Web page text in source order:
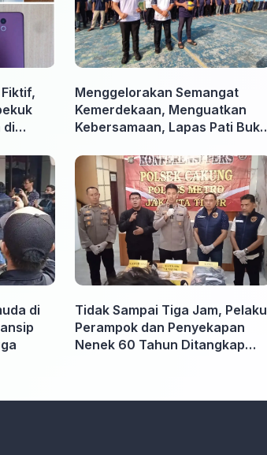
di
Menggelorakan Semangat
Kemerdekaan, Menguatkan
Kebersamaan, Lapas Pati Buka
Warga Binaan Antusias Ikuti
Berbagai Perlombaan
di
Tidak Sampai Tiga Jam, Pelaku
Perampok dan Penyekapan
Nenek 60 Tahun Ditangkap